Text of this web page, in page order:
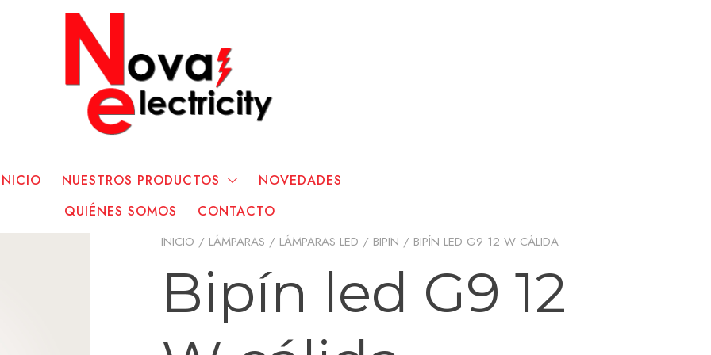
NUESTROS PRODUCTOS
NOVEDADES
QUIÉNES SOMOS
CONTACTO
INICIO / LÁMPARAS / LÁMPARAS LED / BIPIN / BIPÍN LED G9 12 W CÁLIDA
Bipín led G9 12